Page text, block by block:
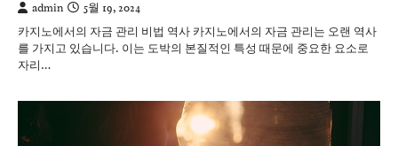
admin
5월 19, 2024
카지노에서의 자금 관리 비법 역사 카지노에서의 자금 관리는 오랜 역사
를 가지고 있습니다. 이는 도박의 본질적인 특성 때문에 중요한 요소로
자리…